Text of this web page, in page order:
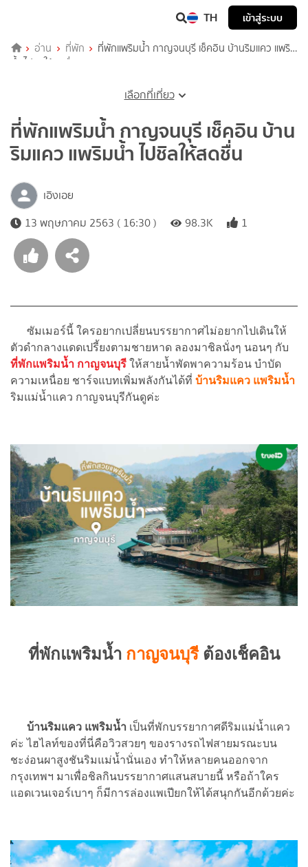
TH เข้าสู่ระบบ
อ่าน ที่พัก
ที่พักแพริมน้ำ กาญจนบุรี เช็คอิน บ้านริมแคว แพริม
น้ำ ไปชิลให้สดชื่น
เลือกที่เที่ยว
ที่พักแพริมน้ำ กาญจนบุรี เช็คอิน บ้าน
ริมแคว แพริมน้ำ ไปชิลให้สดชื่น
เอิงเอย
13 พฤษภาคม 2563 ( 16:30 )
98.3K 1
ซัมเมอร์นี้ ใครอยากเปลี่ยนบรรยากาศไม่อยากไปเดินให้
ตัวดำกลางแดดเปรี้ยงตามชายหาด ลองมาชิลนั่งๆ นอนๆ กับ
ที่พักแพริมน้ำ กาญจนบุรี ให้สายน้ำพัดพาความร้อน บำบัด
ความเหนื่อย ชาร์จแบทเพิ่มพลังกันได้ที่ บ้านริมแคว แพริมน้ำ
ริมแม่น้ำแคว กาญจนบุรีกันดูค่ะ
ที่พักแพริมน้ำ กาญจนบุรีต้องเช็คอิน
บ้านริมแคว แพริมน้ำ เป็นที่พักบรรยากาศดีริมแม่น้ำแคว
ค่ะ ไฮไลท์ของที่นี่คือวิวสวยๆ ของรางรถไฟสายมรณะบน
ชะง่อนผาสูงชันริมแม่น้ำนั่นเอง ทำให้หลายคนออกจาก
กรุงเทพฯ มาเพื่อชิลกินบรรยากาศแสนสบายนี้ หรือถ้าใคร
แอดเวนเจอร์เบาๆ ก็มีการล่องแพเปียกให้ได้สนุกกันอีกด้วยค่ะ